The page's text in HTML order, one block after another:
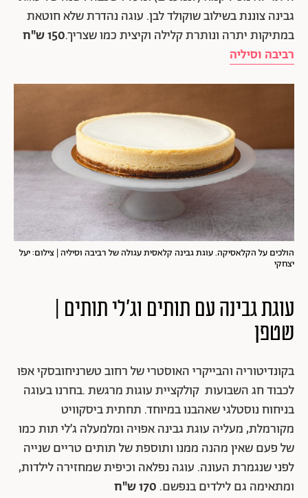
גבינה צוננת בשילוב שוקולד לבן. עוגה נהדרת שלא חוטאת
במתיקות יתרה ונותרת קלילה וקיצית כמו שצריך.150 ש"ח
רביבה וסיליה
הולכים על הקלאסיקה. עוגת גבינה קלאסית עגולה של רביבה וסיליה | צילום: יעל
יצחקי
עוגת גבינה עם תותים וג׳לי תותים |
שטפן
בקונדיטוריה והבייקרי האוסטרי של רחוב טשרניחובסקי אפו
לכבוד חג השבועות קולקציית עוגות מרגשת .בחרנו בעוגה
בניחוח נוסטלגי שאהבנו במיוחד. תחתית ביסקוויט
מקורמלת, מעליה עוגת גבינה אפויה ומלמעלה ג׳לי תות כמו
של פעם שאין מהנה ממנו ותוספת של תותים טריים שנייה
לפני שנגמרת העונה. עוגה נפלאה וכיפית שמחזירה לילדות,
ומתאימה גם לילדים בנפשם. 170 ש"ח